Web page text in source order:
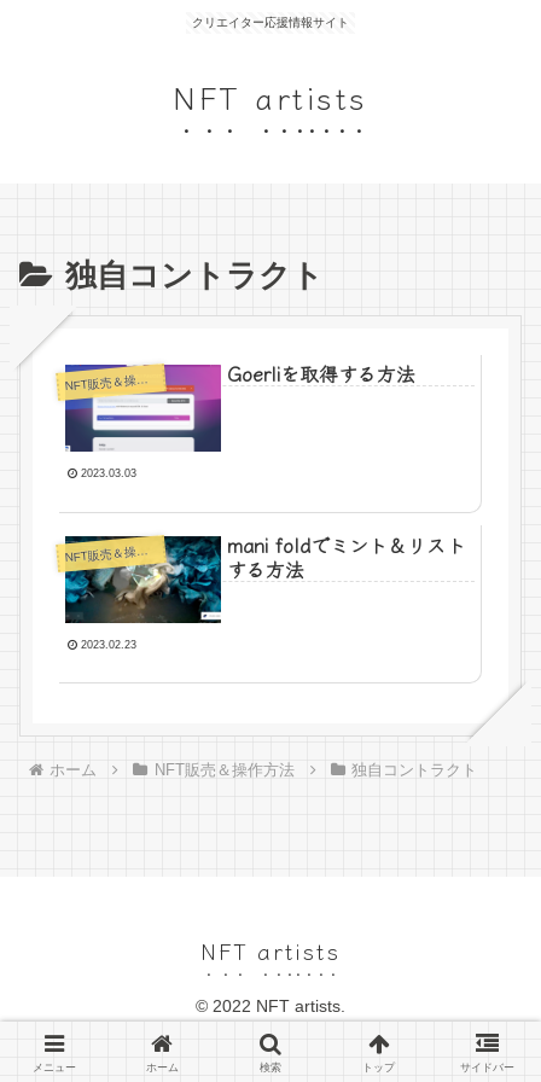
クリエイター応援情報サイト
NFT artists
独自コントラクト
N
FT販売＆操作方法 Goerliを取得する方法
2023.03.03
N
FT販売＆操作方法
mani foldでミント＆リスト
する方法
2023.02.23
ホーム NFT販売＆操作方法 独自コントラクト
NFT artists
© 2022 NFT artists.
メニュー ホーム 検索 トップ サイドバー